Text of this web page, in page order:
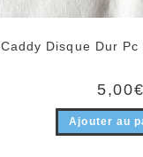
Caddy Disque Dur Pc
5,00€
Ajouter au